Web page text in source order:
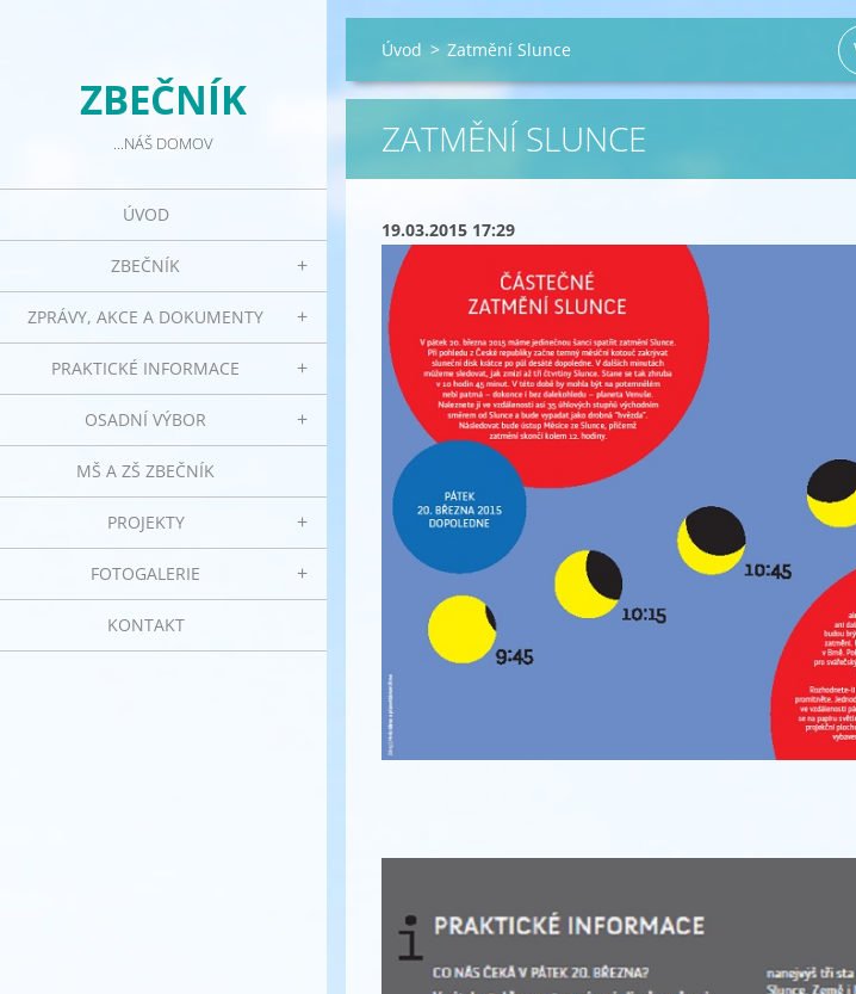
ZBEČNÍK
...NÁŠ DOMOV
ÚVOD
ZBEČNÍK
ZPRÁVY, AKCE A DOKUMENTY
PRAKTICKÉ INFORMACE
OSADNÍ VÝBOR
MŠ A ZŠ ZBEČNÍK
PROJEKTY
FOTOGALERIE
KONTAKT
Úvod > Zatmění Slunce
ZATMĚNÍ SLUNCE
19.03.2015 17:29